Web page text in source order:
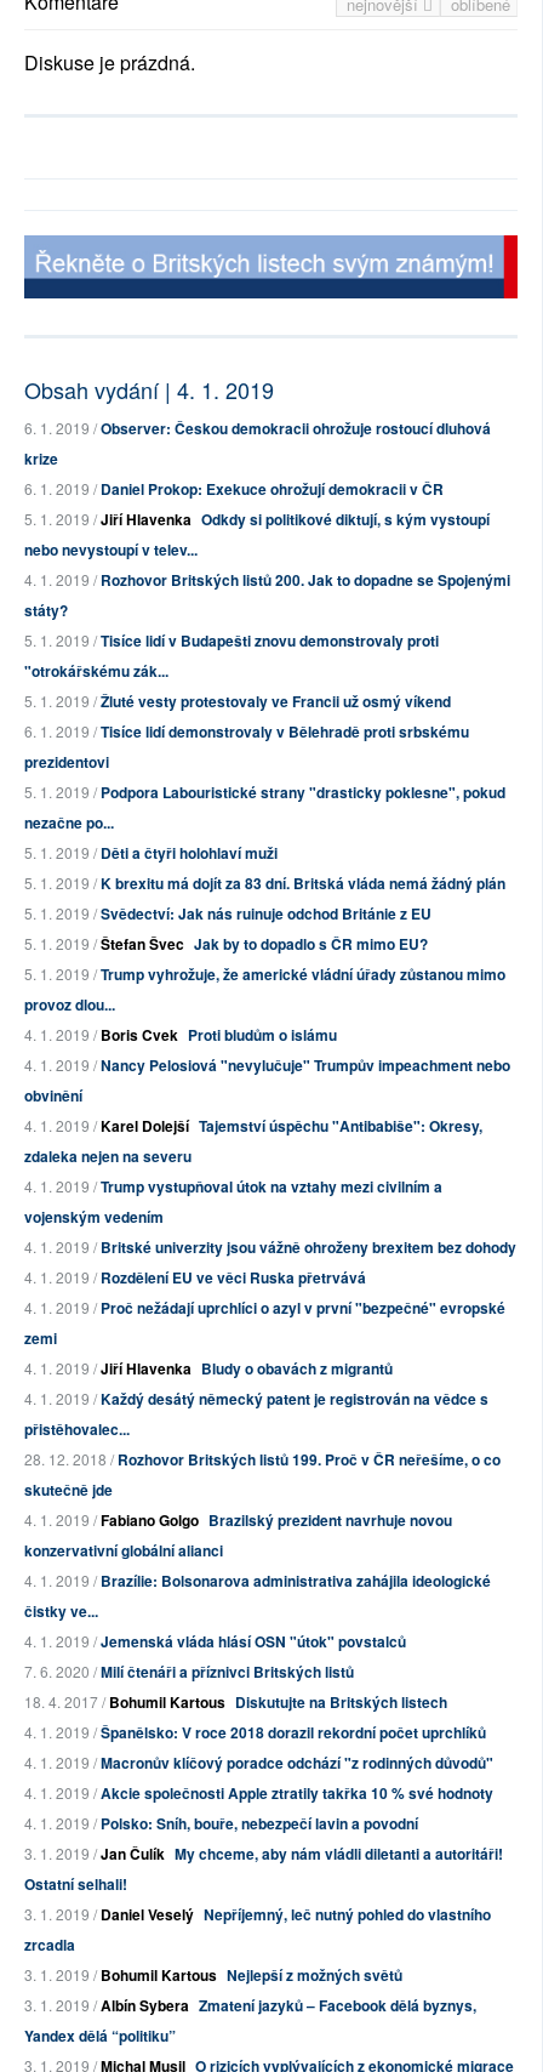
nejnovější oblíbené
Diskuse je prázdná.
Obsah vydání | 4. 1. 2019
6. 1. 2019 /Observer: Českou demokracii ohrožuje rostoucí dluhová
krize
6. 1. 2019 /Daniel Prokop: Exekuce ohrožují demokracii v ČR
5. 1. 2019 /Jiří Hlavenka Odkdy si politikové diktují, s kým vystoupí
nebo nevystoupí v telev...
4. 1. 2019 /Rozhovor Britských listů 200. Jak to dopadne se Spojenými
státy?
5. 1. 2019 /Tisíce lidí v Budapešti znovu demonstrovaly proti
"otrokářskému zák...
5. 1. 2019 /Žluté vesty protestovaly ve Francii už osmý víkend
6. 1. 2019 /Tisíce lidí demonstrovaly v Bělehradě proti srbskému
prezidentovi
5. 1. 2019 /Podpora Labouristické strany "drasticky poklesne", pokud
nezačne po...
5. 1. 2019 /Děti a čtyři holohlaví muži
5. 1. 2019 /K brexitu má dojít za 83 dní. Britská vláda nemá žádný plán
5. 1. 2019 /Svědectví: Jak nás ruinuje odchod Británie z EU
5. 1. 2019 /Štefan Švec Jak by to dopadlo s ČR mimo EU?
5. 1. 2019 /Trump vyhrožuje, že americké vládní úřady zůstanou mimo
provoz dlou...
4. 1. 2019 /Boris Cvek Proti bludům o islámu
4. 1. 2019 /Nancy Pelosiová "nevylučuje" Trumpův impeachment nebo
obvinění
4. 1. 2019 /Karel Dolejší Tajemství úspěchu "Antibabiše": Okresy,
zdaleka nejen na severu
4. 1. 2019 /Trump vystupňoval útok na vztahy mezi civilním a
vojenským vedením
4. 1. 2019 /Britské univerzity jsou vážně ohroženy brexitem bez dohody
4. 1. 2019 /Rozdělení EU ve věci Ruska přetrvává
4. 1. 2019 /Proč nežádají uprchlíci o azyl v první "bezpečné" evropské
zemi
4. 1. 2019 /Jiří Hlavenka Bludy o obavách z migrantů
4. 1. 2019 /Každý desátý německý patent je registrován na vědce s
přistěhovalec...
28. 12. 2018 /Rozhovor Britských listů 199. Proč v ČR neřešíme, o co
skutečně jde
4. 1. 2019 /Fabiano Golgo Brazilský prezident navrhuje novou
konzervativní globální alianci
4. 1. 2019 /Brazílie: Bolsonarova administrativa zahájila ideologické
čistky ve...
4. 1. 2019 /Jemenská vláda hlásí OSN "útok" povstalců
7. 6. 2020 /Milí čtenáři a příznivci Britských listů
18. 4. 2017 /Bohumil Kartous Diskutujte na Britských listech
4. 1. 2019 /Španělsko: V roce 2018 dorazil rekordní počet uprchlíků
4. 1. 2019 /Macronův klíčový poradce odchází "z rodinných důvodů"
4. 1. 2019 /Akcie společnosti Apple ztratily takřka 10 % své hodnoty
4. 1. 2019 /Polsko: Sníh, bouře, nebezpečí lavin a povodní
3. 1. 2019 /Jan Čulík My chceme, aby nám vládli diletanti a autoritáři!
Ostatní selhali!
3. 1. 2019 /Daniel Veselý Nepříjemný, leč nutný pohled do vlastního
zrcadla
3. 1. 2019 /Bohumil Kartous Nejlepší z možných světů
3. 1. 2019 /Albín Sybera Zmatení jazyků – Facebook dělá byznys,
Yandex dělá “politiku”
3. 1. 2019 /Michal Musil O rizicích vyplývajících z ekonomické migrace